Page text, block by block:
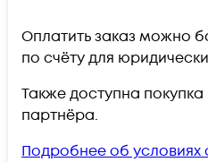
Оплатить заказ можно
по счёту для
Также доступна
партнёра.
Подробнее об условиях